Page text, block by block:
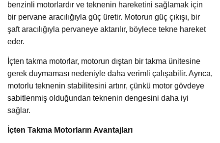
benzinli motorlardır ve teknenin hareketini sağlamak için
bir pervane aracılığıyla güç üretir. Motorun güç çıkışı, bir
şaft aracılığıyla pervaneye aktarılır, böylece tekne hareket
eder.
İçten takma motorlar, motorun dıştan bir takma ünitesine
gerek duymaması nedeniyle daha verimli çalışabilir. Ayrıca,
motorlu teknenin stabilitesini artırır, çünkü motor gövdeye
sabitlenmiş olduğundan teknenin dengesini daha iyi
sağlar.
İçten Takma Motorların Avantajları